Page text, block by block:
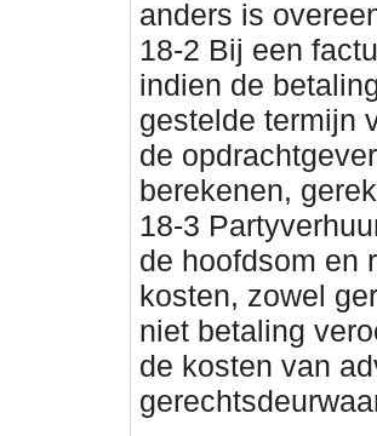
anders is
18-2 Bij een
indien de
gestelde termijn
de
berekenen,
18-3
de hoofdsom en
kosten, zowel
niet betaling
de kosten van